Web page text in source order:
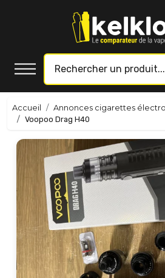
Accueil
Annonces cigarettes
Voopoo Drag H40